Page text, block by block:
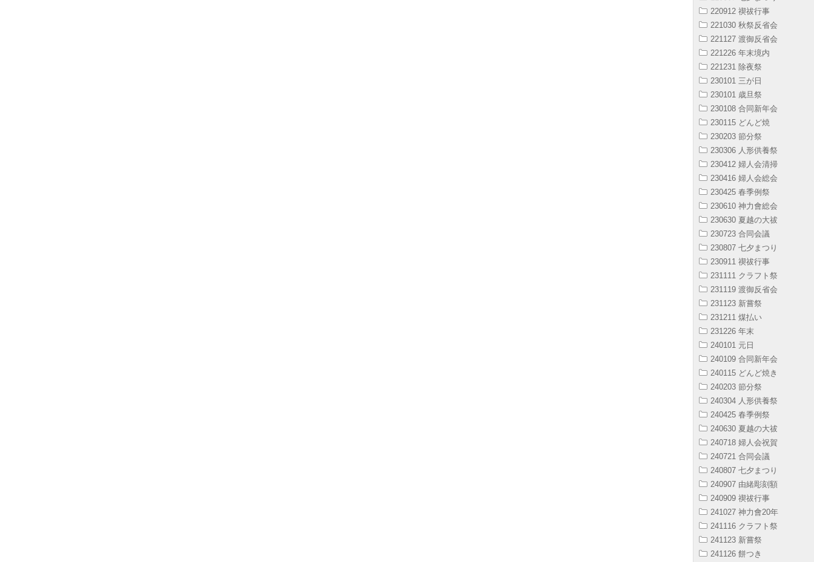
220912 禊祓行事
221030 秋祭反省会
221127 渡御反省会
221226 年末境内
221231 除夜祭
230101 三が日
230101 歳旦祭
230108 合同新年会
230115 どんど焼
230203 節分祭
230306 人形供養祭
230412 婦人会清掃
230416 婦人会総会
230425 春季例祭
230610 神力會総会
230630 夏越の大祓
230723 合同会議
230807 七夕まつり
230911 禊祓行事
231111 クラフト祭
231119 渡御反省会
231123 新嘗祭
231211 煤払い
231226 年末
240101 元日
240109 合同新年会
240115 どんど焼き
240203 節分祭
240304 人形供養祭
240425 春季例祭
240630 夏越の大祓
240718 婦人会祝賀
240721 合同会議
240807 七夕まつり
240907 由緒彫刻額
240909 禊祓行事
241027 神力會20年
241116 クラフト祭
241123 新嘗祭
241126 餅つき